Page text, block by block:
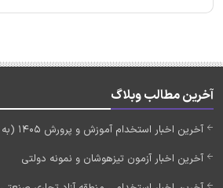
آخرین مطالب وبلاگ
آخرین اخبار استخدام آموزش و پرورش 1405 (به زودی)
آخرین اخبار آزمون تیزهوشان و نمونه دولتی